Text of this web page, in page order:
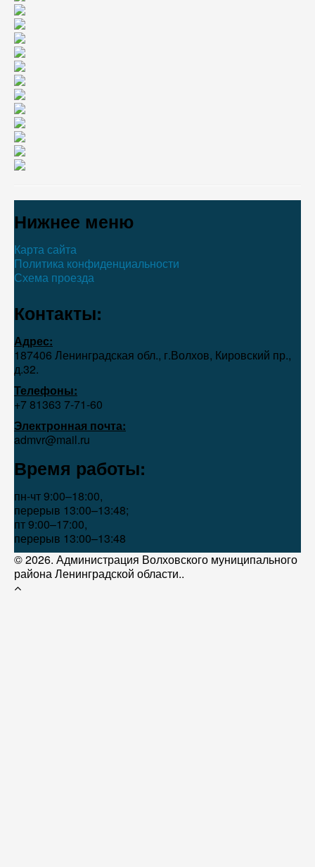
Нижнее меню
Карта сайта
Политика конфиденциальности
Схема проезда
Контакты:
Адрес:
187406 Ленинградская обл., г.Волхов, Кировский пр.,
д.32.
Телефоны:
+7 81363 7‑71-60
Электронная почта:
admvr@mail.ru
Время работы:
пн-чт 9:00–18:00,
перерыв 13:00–13:48;
пт 9:00–17:00,
перерыв 13:00–13:48
© 2026. Администрация Волховского муниципального
района Ленинградской области..